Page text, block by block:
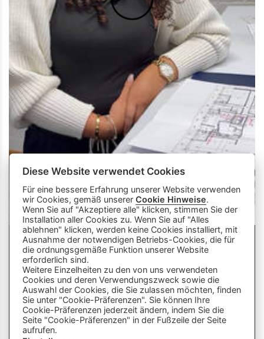
Stelle mir hier Fragen zu
Lehrberufen und zeige mir Videos.
info
Dieser Chatbot wird von Künstlicher
Intelligenz unterstützt. Er wertet unsere
Plattform aus und nutzt externe Quellen.
Der Chatbot kann Fehler machen oder
Diese Website verwendet Cookies
Für eine bessere Erfahrung unserer Website verwenden
wir Cookies, gemäß unsererCookie Hinweise.
Wenn Sie auf "Akzeptiere alle" klicken, stimmen Sie der
Installation aller Cookies zu. Wenn Sie auf "Alles
ablehnen" klicken, werden keine Cookies installiert, mit
Ausnahme der notwendigen Betriebs-Cookies, die für
die ordnungsgemäße Funktion unserer Website
erforderlich sind.
Weitere Einzelheiten zu den von uns verwendeten
Cookies und deren Verwendungszweck sowie die
Auswahl der Cookies, die Sie zulassen möchten, finden
Sie unter "Cookie-Präferenzen". Sie können Ihre
Cookie-Präferenzen jederzeit ändern, indem Sie die
Seite "Cookie-Präferenzen" in der Fußzeile der Seite
aufrufen.